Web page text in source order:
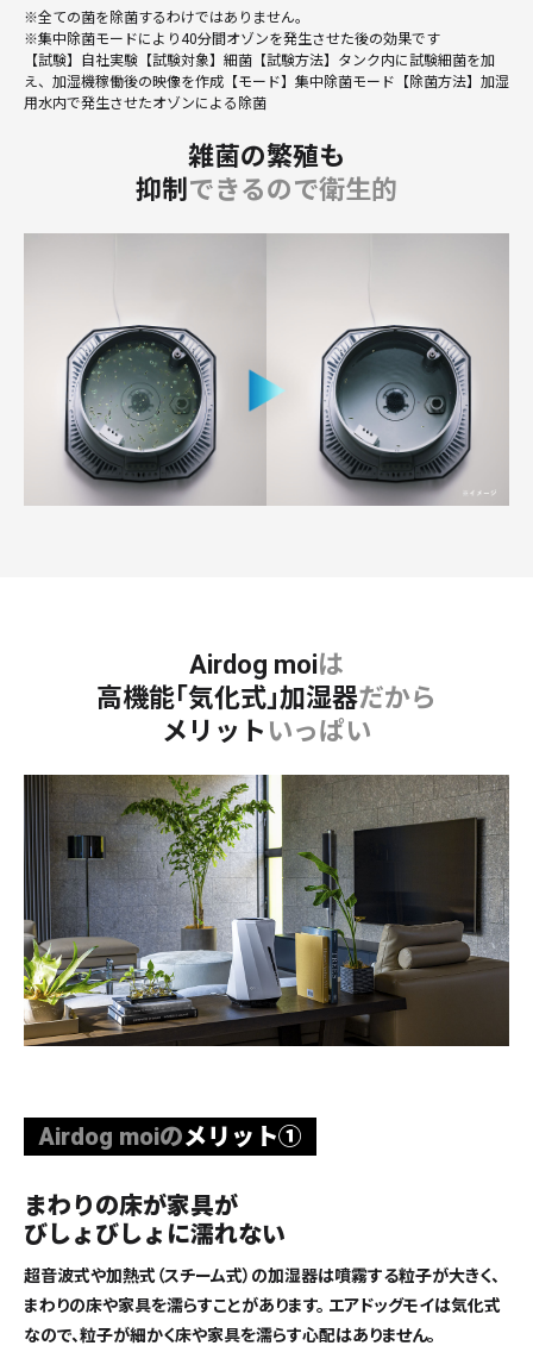
※全ての菌を除菌するわけではありません。
※集中除菌モードにより40分間オゾンを発生させた後の効果です
【試験】自社実験【試験対象】細菌【試験方法】タンク内に試験細菌を加
え、加湿機稼働後の映像を作成【モード】集中除菌モード【除菌方法】加湿
用水内で発生させたオゾンによる除菌
雑菌の繁殖も
抑制 できるので衛生的
Airdog moiは
高機能｢気化式｣加湿器だから
メリット いっぱい
Airdog moiのメリット①
まわりの床が家具が
びしょびしょに濡れない
超音波式や加熱式（スチーム式）の加湿器は噴霧する粒子が大きく、
まわりの床や家具を濡らすことがあります。 エアドッグモイは気化式
なので、粒子が細かく床や家具を濡らす心配はありません。